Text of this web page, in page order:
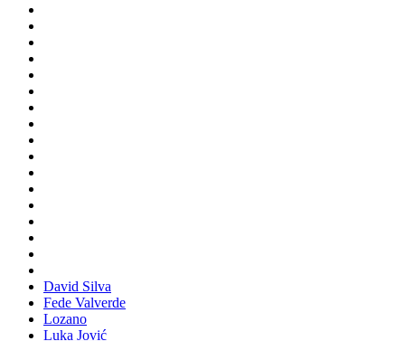
David Silva
Fede Valverde
Lozano
Luka Jović